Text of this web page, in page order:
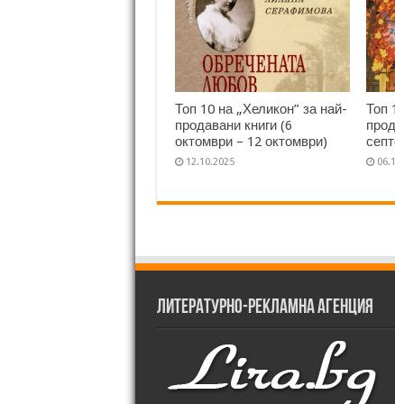
Топ 10 на „Хеликон” за най-
продавани книги (6
октомври – 12 октомври)
12.10.2025
Топ
Литературно-рекламна агенция